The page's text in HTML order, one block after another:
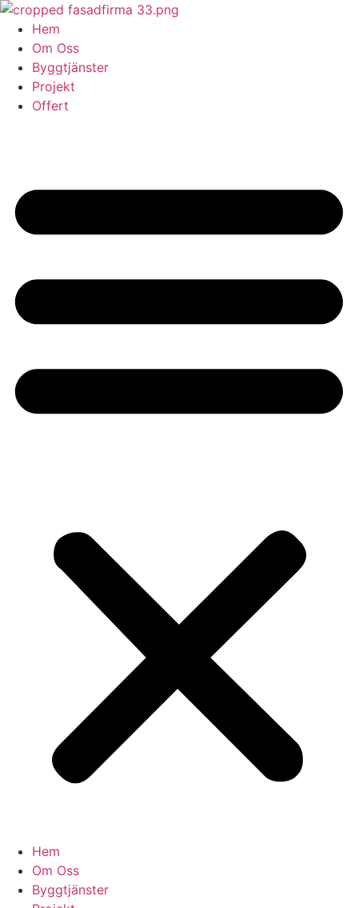
Skip
content
Hem
Om Oss
Byggtjänster
Projekt
Offert
Hem
Om Oss
Byggtjänster